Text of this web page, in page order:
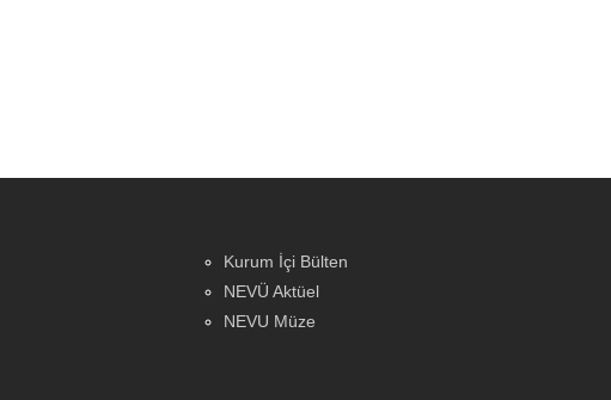
Kurum İçi Bülten
NEVÜ Aktüel
NEVU Müze